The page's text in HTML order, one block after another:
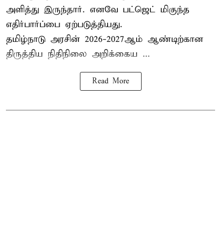
அளித்து இருந்தார். எனவே பட்ஜெட் மிகுந்த
எதிர்பார்ப்பை ஏற்படுத்தியது.
தமிழ்நாடு அரசின் 2026-2027ஆம் ஆண்டிற்கான
திருத்திய நிதிநிலை அறிக்கைய ...
Read More